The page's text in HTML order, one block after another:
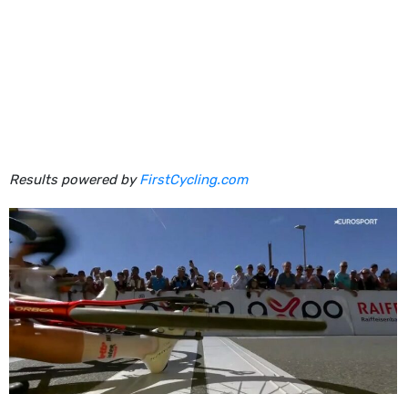
Results powered byFirstCycling.com